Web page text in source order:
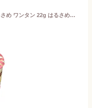
はるさめスープ はるさめ麺 スープはるさめ ワンタン 22g はるさめスープ はるさめ麺 ヘルシー スープはるさめ カップスープ 春雨 低カロリー カップ麺 おにぎりに合う ワンタン インスタント 即席 エースコック ACECOOK エースコック